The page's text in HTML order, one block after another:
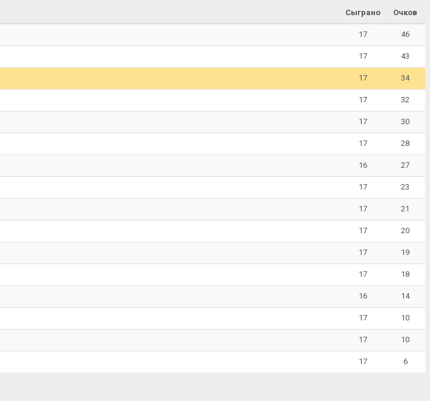
Сыграно Очков
17 46
17 43
17 34
17 32
17 30
17 28
16 27
17 23
17 21
17 20
17 19
17 18
16 14
17 10
17 10
17 6